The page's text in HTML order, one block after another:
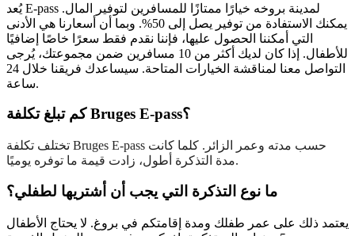
يُعد E-pass لمدينة بروخه خيارًا ممتازًا للمسافرين لتوفير المال.
يمكنك الاستفادة من توفير يصل إلى 50%. وبما أن أسعارنا هي الأدنى
التي أمكننا الحصول عليها، فإننا نقدم فقط سعرًا خاصًا إضافيًا
للأطفال. إذا كان لديك أكثر من 10 مسافرين ضمن مجموعتك، يُرجى
التواصل معنا لمناقشة الخيارات المتاحة. سيساعدك فريقنا خلال 24
ساعة.
كم تبلغ تكلفة Bruges E-pass؟
تختلف تكلفة Bruges E-pass حسب مدته وعمر الزائر. كلما كانت
مدة التذكرة أطول، زادت قيمة ما توفره يوميًا.
ما نوع التذكرة التي يجب أن أشتريها لطفلي؟
يعتمد ذلك على عمر طفلك ومدة إقامتكم في بروغ. لا يحتاج الأطفال